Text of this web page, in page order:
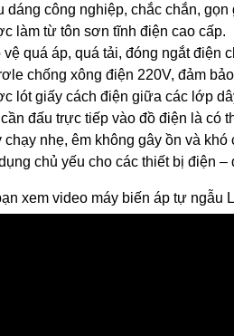
dáng công nghiệp, chắc chắn, gọn
làm từ tôn sơn tĩnh điện cao cấp.
vệ quá áp, quá tải, đóng ngắt điện
chống xông điện 220V, đảm
lót giấy cách điện giữa các lớp
đấu trực tiếp vào đồ điện là có
chạy nhẹ, êm không gây ồn và
chủ yếu cho các thiết bị điện
xem video máy biến áp tự ngẫu